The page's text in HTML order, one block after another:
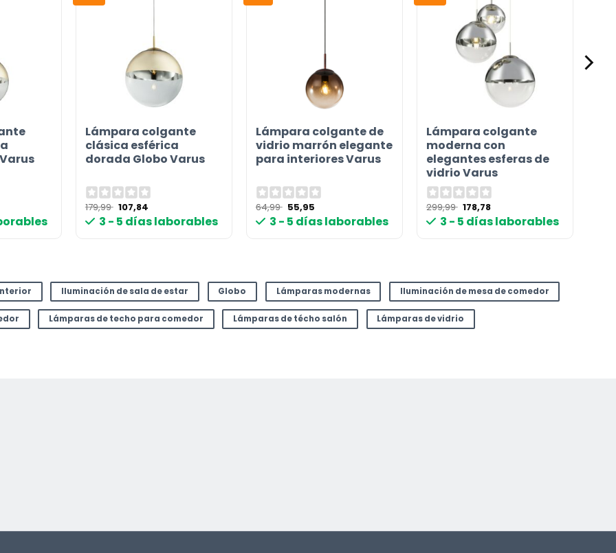
Lámpara colgante
clásica esférica
dorada Globo Varus
179,99 El
precio
original
107,84
precio
actual
3 - 5 días laborables
Lámpara colgante de
vidrio marrón elegante
para interiores Varus
64,99 El
precio
original
55,95
precio
actual
3 - 5 días laborables
Lámpara colgante
moderna con
elegantes esferas de
vidrio Varus
299,99 El
precio
original
178,78
precio
actual
3 - 5 días laborables
Iluminación de sala de estar Globo Lámparas modernas Iluminación de mesa de comedor
Lámparas de techo para comedor Lámparas de técho salón Lámparas de vidrio